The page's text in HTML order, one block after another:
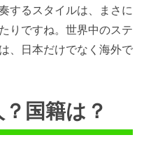
するスタイルは、まさに
りですね。世界中のステ
、日本だけでなく海外で
国籍は？